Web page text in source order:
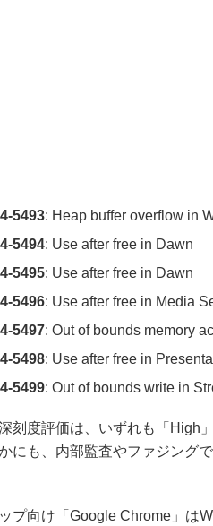
5493: Heap buffer overflow in
5494: Use after free in Dawn
5495: Use after free in Dawn
5496: Use after free in Media
5497: Out of bounds memory
5498: Use after free in
5499: Out of bounds write in
刻度評価は、いずれも「High
にも、内部監査やファジング
プ向け「Google Chrome」は